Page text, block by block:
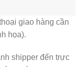
giao hàng cần
họa).
shipper đến trực